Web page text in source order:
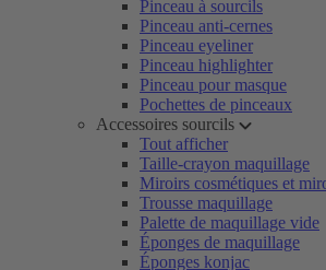
Pinceau à sourcils
Pinceau anti-cernes
Pinceau eyeliner
Pinceau highlighter
Pinceau pour masque
Pochettes de pinceaux
Accessoires sourcils
Tout afficher
Taille-crayon maquillage
Miroirs cosmétiques et
Trousse maquillage
Palette de maquillage vide
Éponges de maquillage
Éponges konjac